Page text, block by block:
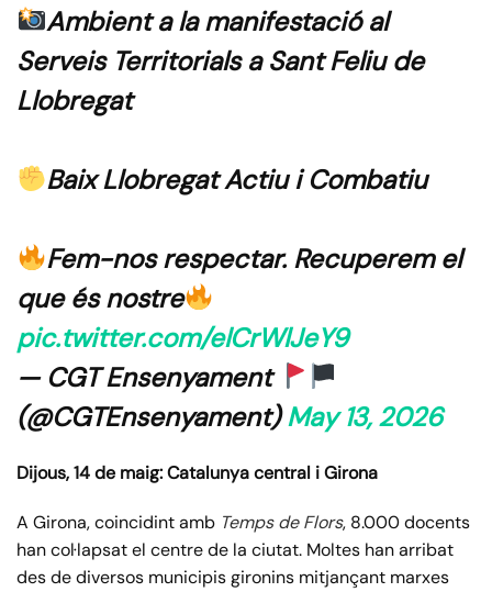
Ambient a la manifestació al
Serveis Territorials a Sant Feliu de
Llobregat
Baix Llobregat Actiu i Combatiu
Fem-nos respectar. Recuperem el
que és nostre
pic.twitter.com/elCrWlJeY9
— CGT Ensenyament
(@CGTEnsenyament)May 13, 2026
Dijous, 14 de maig: Catalunya central i Girona
A Girona, coincidint amb Temps de Flors, 8.000 docents
han col·lapsat el centre de la ciutat. Moltes han arribat
des de diversos municipis gironins mitjançant marxes